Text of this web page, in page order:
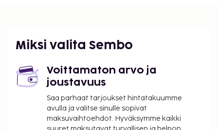
puutarha sekä ilmainen langaton internetyhteys ja
concierge-palvelut.
Yllä oleva luettelo ei ehkä kata kaikkea. Maksut ja
takuumaksut eivät välttämättä sisällä veroja, ja ne
saattavat muuttua.
Miksi valita Sembo
Voittamaton arvo ja
joustavuus
Saa parhaat tarjoukset hintatakuumme
avulla ja valitse sinulle sopivat
maksuvaihtoehdot. Hyväksymme kaikki